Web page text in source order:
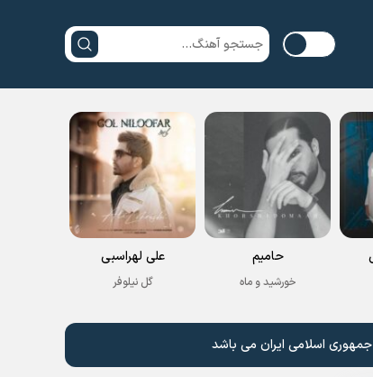
حامیم
خورشید و ماه
علی لهراسبی
گل نیلوفر
اسلامی ایران می باشد